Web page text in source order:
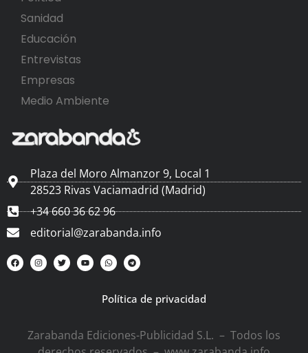
Sanidad
Educación
Entrevistas
Empresas
Medio Ambiente
Plaza del Moro Almanzor 9, Local 1
28523 Rivas Vaciamadrid (Madrid)
+34 660 36 62 96
editorial@zarabanda.info
Política de privacidad
Zarabanda Ediciones-Publicidad S.L. – Todos los